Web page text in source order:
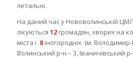
летальні.
На даний час у Нововолинській
лікуються 12громадян, хворих на
міста і 8іногородніх (м.
Волинський р-н – 3, Іваничівський